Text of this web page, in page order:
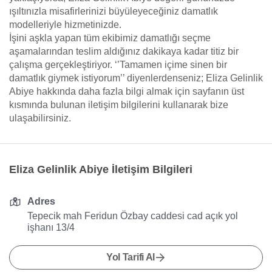
ışıltınızla misafirlerinizi büyüleyeceğiniz damatlık
modelleriyle hizmetinizde.
İşini aşkla yapan tüm ekibimiz damatlığı seçme
aşamalarından teslim aldığınız dakikaya kadar titiz bir
çalışma gerçekleştiriyor. ‘’Tamamen içime sinen bir
damatlık giymek istiyorum’’ diyenlerdenseniz; Eliza Gelinlik
Abiye hakkında daha fazla bilgi almak için sayfanın üst
kısmında bulunan iletişim bilgilerini kullanarak bize
ulaşabilirsiniz.
Eliza Gelinlik Abiye İletişim Bilgileri
Adres
Tepecik mah Feridun Özbay caddesi cad açık yol
işhanı 13/4
Yol Tarifi Al